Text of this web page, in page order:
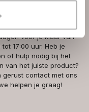
klantenservice.
klantenservicestaat op
voor je klaar van
tot 17:00 uur. Heb je
of hulp nodig bij het
van het juiste product?
gerust contact met ons
helpen je graag!